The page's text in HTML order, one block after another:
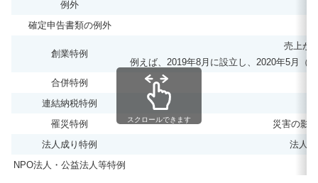
例外
確定申告書類の例外
創業特例
売上が
例えば、2019年8月に設立し、2020年5月（
合併特例
連結納税特例
罹災特例
災害の影
法人成り特例
法人
NPO法人・公益法人等特例
スクロールできます